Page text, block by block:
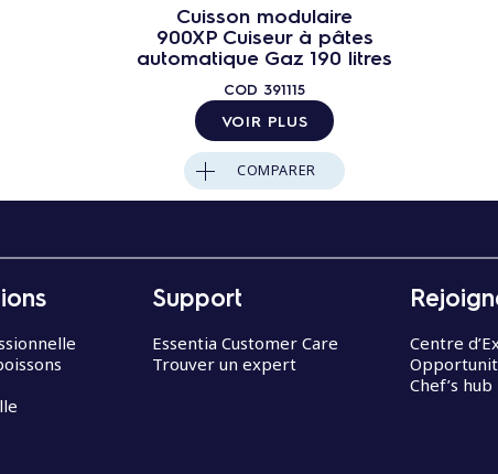
Cuisson modulaire
900XP Cuiseur à pâtes
automatique Gaz 190 litres
COD 391115
VOIR PLUS
COMPARER
Support
Essentia Customer Care
Trouver un expert
Centre
Chef’s hub